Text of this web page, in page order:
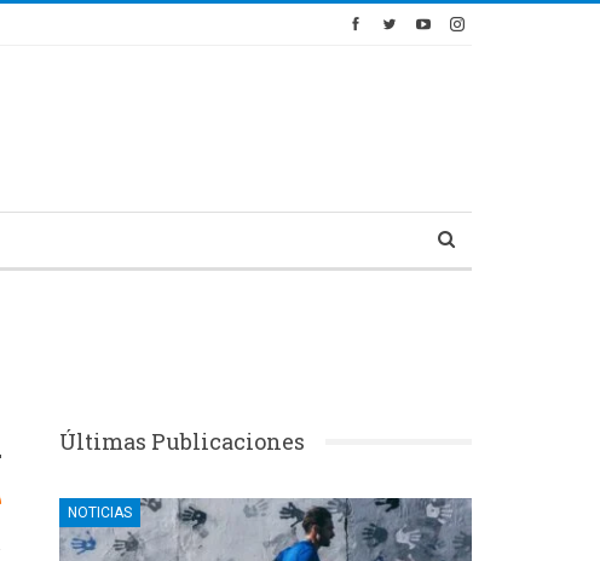
Últimas Publicaciones
NOTICIAS